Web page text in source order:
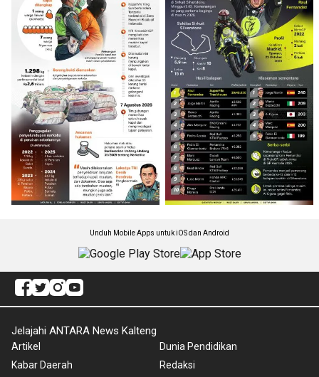
Unduh Mobile Apps untuk iOS dan Android
Jelajahi ANTARA News Kalteng
Artikel
Kabar Daerah
Dunia Pendidikan
Redaksi